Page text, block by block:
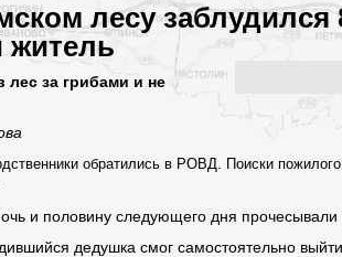
лесу заблудился
житель
за грибами и не
обратились в РОВД. Поиски
и половину следующего дня
дедушка смог самостоятельно